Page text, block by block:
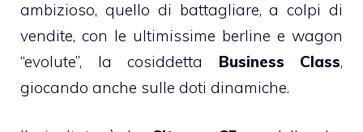
ambizioso, quello di battagliare, a colpi di
vendite, con le ultimissime berline e wagon
“evolute”, la cosiddetta Business Class,
giocando anche sulle doti dinamiche.